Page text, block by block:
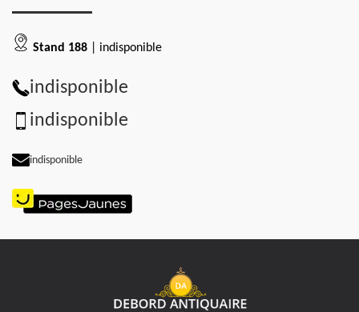
Stand 188 | indisponible
indisponible
indisponible
indisponible